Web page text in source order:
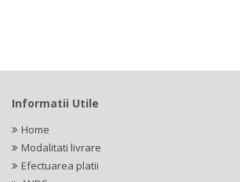
Informatii Utile
Home
Modalitati livrare
Efectuarea platii